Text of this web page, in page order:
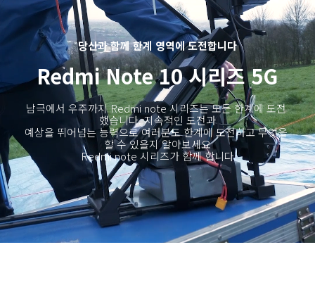
당신과 함께 한계 영역에 도전합니다
Redmi Note 10 시리즈 5G
남극에서 우주까지 Redmi note 시리즈는 모든 한계에 도전
했습니다. 지속적인 도전과
예상을 뛰어넘는 능력으로 여러분도 한계에 도전하고 무엇을
할 수 있을지 알아보세요
Redmi note 시리즈가 함께 합니다